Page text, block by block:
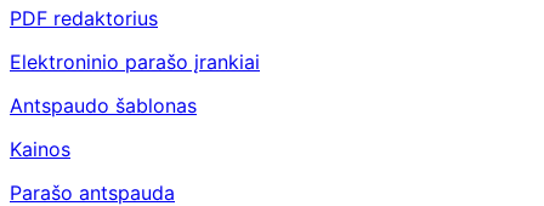
PDF redaktorius
Elektroninio parašo įrankiai
Antspaudo šablonas
Kainos
Parašo antspauda